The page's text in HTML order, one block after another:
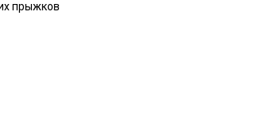
прыжков